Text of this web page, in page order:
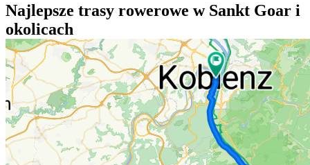
Najlepsze trasy rowerowe w Sankt Goar i
okolicach